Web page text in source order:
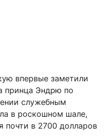
впервые заметили
принца Эндрю по
служебным
в роскошном шале,
почти в 2700 долларов